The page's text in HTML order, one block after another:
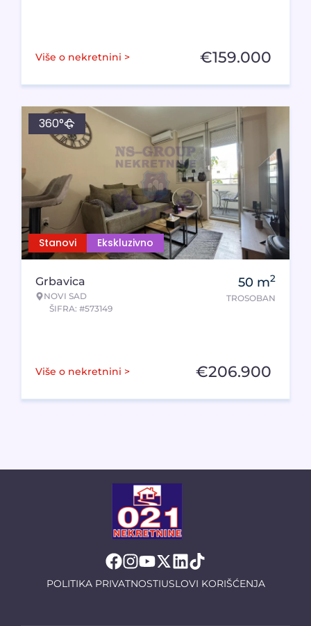
Više o nekretnini > €159.000
Stanovi Ekskluzivno
360°
Grbavica
NOVI SAD
ŠIFRA: #573149
50 m2
TROSOBAN
Više o nekretnini > €206.900
POLITIKA PRIVATNOSTIUSLOVI KORIŠĆENJA